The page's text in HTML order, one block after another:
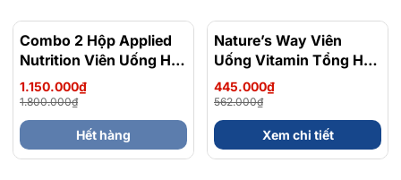
Combo 2 Hộp Applied
Nutrition Viên Uống Hỗ
Trợ Nam Giới 120 viên
1.150.000₫
1.800.000₫
Hết hàng
Nature’s Way Viên
Uống Vitamin Tổng Hợp
Complete Daily
Multivitamin - Chính
Ngạch Úc
445.000₫
562.000₫
Xem chi tiết